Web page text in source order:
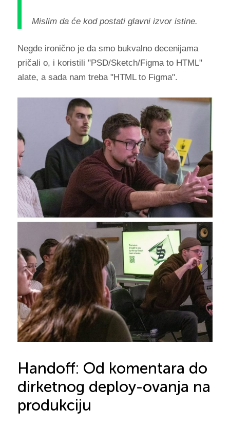
Mislim da će kod postati glavni izvor istine.
Negde ironično je da smo bukvalno decenijama
pričali o, i koristili "PSD/Sketch/Figma to HTML"
alate, a sada nam treba "HTML to Figma".
Handoff: Od komentara do
dirketnog deploy-ovanja na
produkciju